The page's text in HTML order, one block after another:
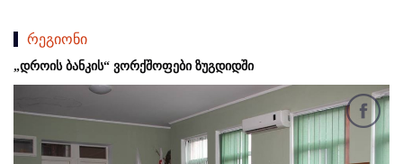
რეგიონი
„დროის ბანკის“ ვორქშოფები ზუგდიდში